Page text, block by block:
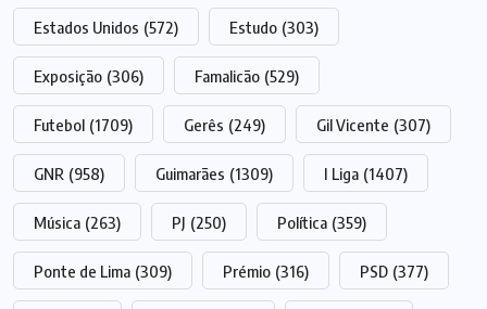
Estados Unidos (572) Estudo (303)
Exposição (306) Famalicão (529)
Futebol (1709) Gerês (249) Gil Vicente (307)
GNR (958) Guimarães (1309) I Liga (1407)
Música (263) PJ (250) Política (359)
Ponte de Lima (309) Prémio (316) PSD (377)